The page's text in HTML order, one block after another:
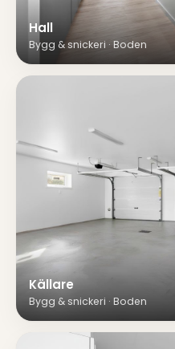
Hall
Bygg & snickeri · Boden
Källare
Bygg & snickeri · Boden